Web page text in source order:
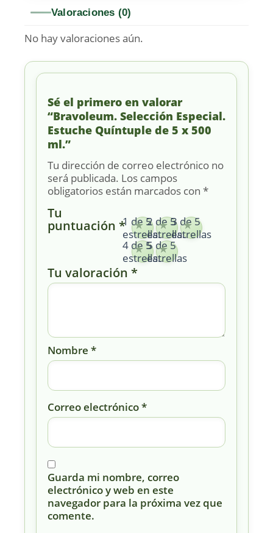
Valoraciones (0)
No hay valoraciones aún.
Sé el primero en valorar
“Bravoleum. Selección Especial.
Estuche Quíntuple de 5 x 500
ml.”
Tu dirección de correo electrónico no
será publicada. Los campos
obligatorios están marcados con *
Tu
puntuación *1 de 5
estrellas
2 de 5
estrellas
3 de 5
estrellas
4 de 5
estrellas
5 de 5
estrellas
Tu valoración *
Nombre *
Correo electrónico*
Guarda mi nombre, correo
electrónico y web en este
navegador para la próxima vez que
comente.